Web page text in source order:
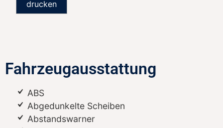
drucken
Fahrzeugausstattung
ABS
Abgedunkelte Scheiben
Abstandswarner